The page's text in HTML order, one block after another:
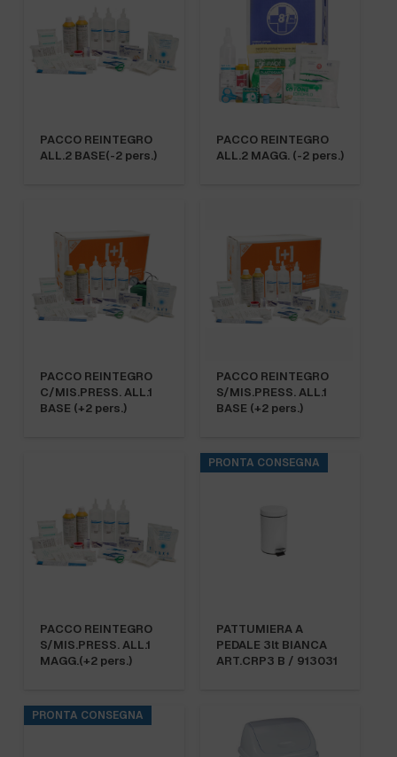
PACCO REINTEGRO
ALL.2 BASE(-2 pers.)
PACCO REINTEGRO
ALL.2 MAGG. (-2 pers.)
PACCO REINTEGRO
C/MIS.PRESS. ALL.1
BASE (+2 pers.)
PACCO REINTEGRO
S/MIS.PRESS. ALL.1
BASE (+2 pers.)
PACCO REINTEGRO
S/MIS.PRESS. ALL.1
MAGG.(+2 pers.)
PRONTA CONSEGNA
PATTUMIERA A
PEDALE 3lt BIANCA
ART.CRP3 B / 913031
PRONTA CONSEGNA